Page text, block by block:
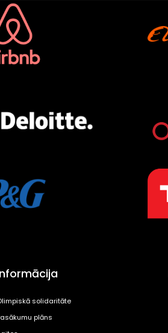
solidaritāte
plāns